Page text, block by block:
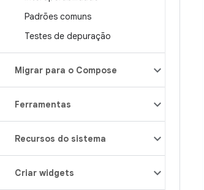
Padrões comuns
Testes de depuração
Migrar para o Compose
Ferramentas
Recursos do sistema
Criar widgets